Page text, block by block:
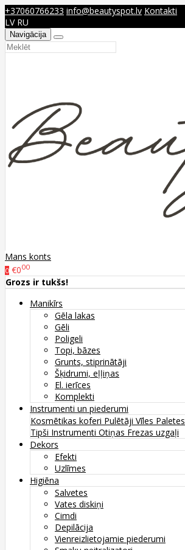
+37060766233 info@beautyspot.lv Kontakti
LV RU
Navigācija
Mans konts
0 €000
Grozs ir tukšs!
Manikīrs
Gēla lakas
Gēli
Poligeli
Topi, bāzes
Grunts, stiprinātāji
Šķidrumi, eļļiņas
El. ierīces
Komplekti
Instrumenti un piederumi
Kosmētikas koferi Pulētāji Vīles Paletes
Tipši Instrumenti Otiņas Frezas uzgaļi
Dekors
Efekti
Uzlīmes
Higiēna
Salvetes
Vates diskiņi
Cimdi
Depilācija
Vienreizlietojamie piederumi